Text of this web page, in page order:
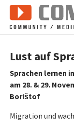
Zum Hauptinhalt
Lust auf
Sprachen lernen
am 28. & 29.
Borištof
Migration und